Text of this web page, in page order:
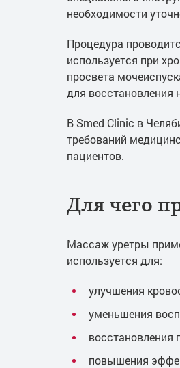
необходимости
Процедура
используется при
просвета
для восстановления
В Smed Clinic в
требований
пациентов.
Для чего
Массаж уретры
используется для:
улучшения
уменьшения
восстановления
повышения